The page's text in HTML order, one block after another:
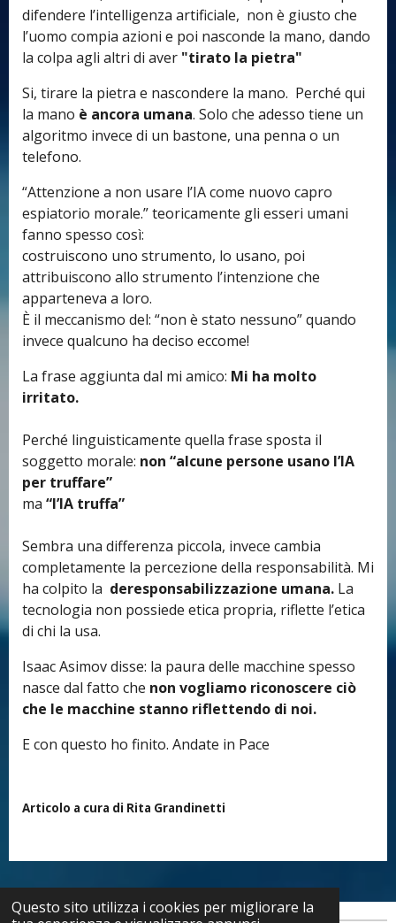
Questo sito utilizza i cookies per migliorare la
difendere l’intelligenza artificiale, non è giusto che
l’uomo compia azioni e poi nasconde la mano, dando
la colpa agli altri di aver "tirato la pietra"
Si, tirare la pietra e nascondere la mano. Perché qui
la mano è ancora umana. Solo che adesso tiene un
algoritmo invece di un bastone, una penna o un
telefono.
“Attenzione a non usare l’IA come nuovo capro
espiatorio morale.”teoricamente gli esseri umani
fanno spesso così:
costruiscono uno strumento, lo usano, poi
attribuiscono allo strumento l’intenzione che
apparteneva a loro.
È il meccanismo del: “non è stato nessuno” quando
invece qualcuno ha deciso eccome!
La frase aggiunta dal mi amico: Mi ha molto
irritato.
Perché linguisticamente quella frase sposta il
soggetto morale: non “alcune persone usano l’IA
per truffare”
ma “l’IA truffa”
Sembra una differenza piccola, invece cambia
completamente la percezione della responsabilità. Mi
ha colpito la deresponsabilizzazione umana. La
tecnologia non possiede etica propria, riflette l’etica
di chi la usa.
Isaac Asimov disse: la paura delle macchine spesso
nasce dal fatto che non vogliamo riconoscere ciò
che le macchine stanno riflettendo di noi.
E con questo ho finito. Andate in Pace
Articolo a cura di Rita Grandinetti